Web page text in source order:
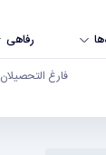
رفاهی
فارغ التحصیلان